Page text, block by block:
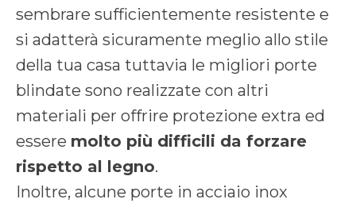
sembrare sufficientemente resistente e
si adatterà sicuramente meglio allo stile
della tua casa tuttavia le migliori porte
blindate sono realizzate con altri
materiali per offrire protezione extra ed
essere molto più difficili da forzare
rispetto al legno.
Inoltre, alcune porte in acciaio inox